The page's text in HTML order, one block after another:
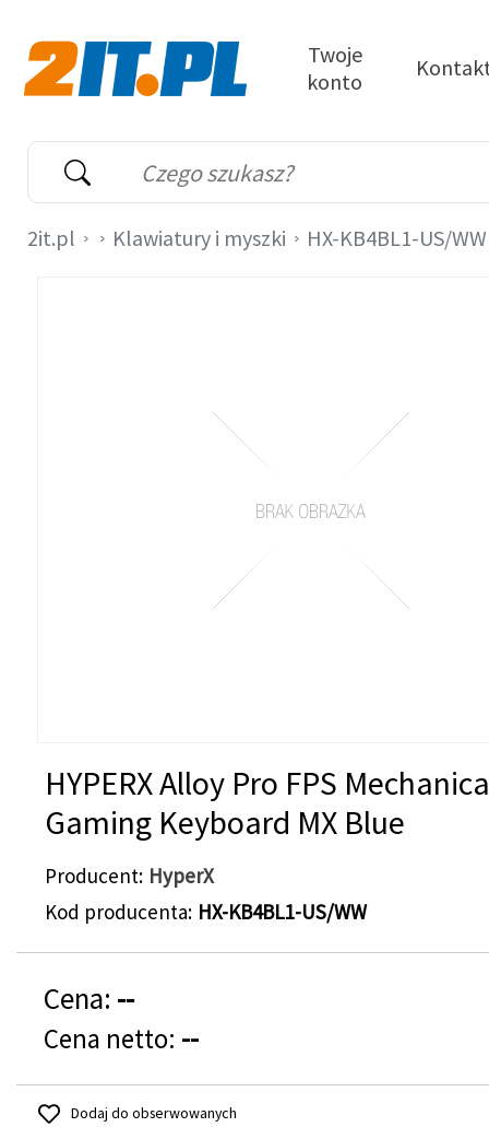
Wyszukiwarka
Słowo kluczowe
Twoje
konto
2it.pl Klawiatury i myszki HX-KB4BL1-US/WW
HYPERX Alloy Pro FPS
Gaming Keyboard MX Blue
Producent HyperX
Kod producenta HX-KB4BL1-US/WW
Cena: --
Cena netto: --
Dodaj do obserwowanych